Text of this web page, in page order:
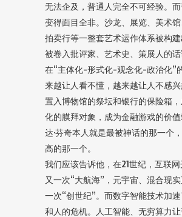
无法企及，普通人完全不可经验。
变得面目全非。沙龙、展览、美术馆
拍卖行等一整套艺术运作体系被构
被卷入批评家、艺术史、策展人的话
在“主体化-形式化-观念化-政治化”
来越让人看不懂，越来越让人不感
置入博物馆的祭坛和银行的保险箱
化的膜拜对象，成为金融游戏的价
达·芬奇本人就是最被神话的那一个
高的那一个。
我们应该告诉他，在21世纪，互联
又一次“大航海”，元宇宙、混合现
一次“创世纪”。而数字智能技术加
和人的危机。人工智能、无穷算力